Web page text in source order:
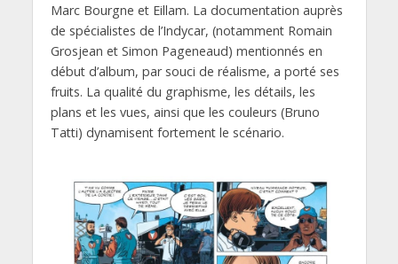
Marc Bourgne et Eillam. La documentation auprès
de spécialistes de l’Indycar, (notamment Romain
Grosjean et Simon Pageneaud) mentionnés en
début d’album, par souci de réalisme, a porté ses
fruits. La qualité du graphisme, les détails, les
plans et les vues, ainsi que les couleurs (Bruno
Tatti) dynamisent fortement le scénario.